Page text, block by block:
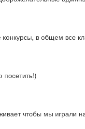
в общем все
чтобы мы играли